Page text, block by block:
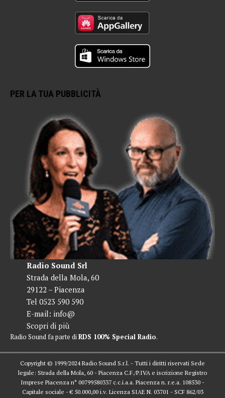
PER LA TUA PUBBLICITÀ
Radio Sound Srl
Strada della Mola, 60
29122 – Piacenza
Tel 0523 590 590
E-mail: info@
Scopri di più
Radio Sound fa parte diRDS 100% Special Radio.
Copyright © 1999/2024 Radio Sound S.r.l. - Tutti i diritti riservati Sede
legale: Strada della Mola, 60 - Piacenza C.F./P.IVA e iscrizione Registro
Imprese Piacenza n° 00799580337 c.c.i.a.a. Piacenza n. r.e.a. 108530 -
Capitale sociale - € 50.000,00 i.v. Licenza SIAE N. 03701 - SCF 862/03